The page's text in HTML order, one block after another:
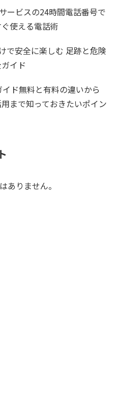
ービスの24時間電話番号で
使える電話術
で安全に楽しむ 足跡と危険
イド
ド無料と有料の違いから
まで知っておきたいポイン
ありません。